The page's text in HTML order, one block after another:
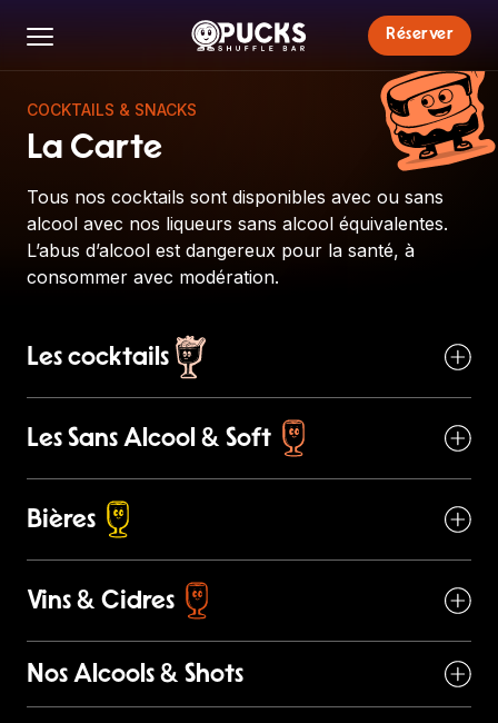
Réserver
COCKTAILS & SNACKS
La Carte
Tous nos cocktails sont disponibles avec ou sans
alcool avec nos liqueurs sans alcool équivalentes.
L’abus d’alcool est dangereux pour la santé, à
consommer avec modération.
Les cocktails
Les Sans Alcool & Soft
Bières
Vins & Cidres
Nos Alcools & Shots